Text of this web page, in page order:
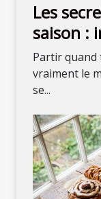
Les
saison :
Partir quand
vraiment le
se...